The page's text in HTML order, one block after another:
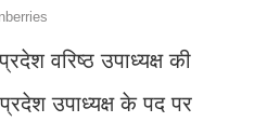
वरिष्ठ उपाध्यक्ष की
उपाध्यक्ष के पद पर